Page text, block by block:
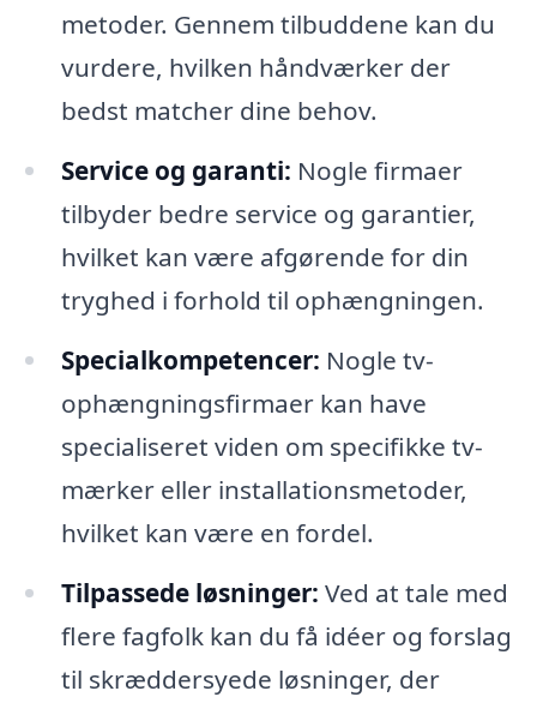
metoder. Gennem tilbuddene kan du
vurdere, hvilken håndværker der
bedst matcher dine behov.
Service og garanti: Nogle firmaer
tilbyder bedre service og garantier,
hvilket kan være afgørende for din
tryghed i forhold til ophængningen.
Specialkompetencer: Nogle tv-
ophængningsfirmaer kan have
specialiseret viden om specifikke tv-
mærker eller installationsmetoder,
hvilket kan være en fordel.
Tilpassede løsninger: Ved at tale med
flere fagfolk kan du få idéer og forslag
til skræddersyede løsninger, der